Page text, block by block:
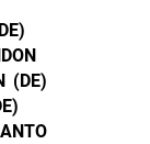
(DE)